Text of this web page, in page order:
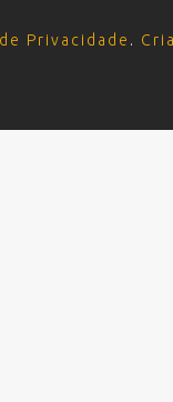
Privacidade .